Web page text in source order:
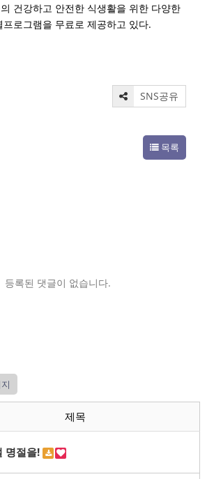
건강하고 안전한 식생활을 위한 다양한
로그램을 무료로 제공하고 있다.
SNS공유
목록
등록된 댓글이 없습니다.
제목
명절을!